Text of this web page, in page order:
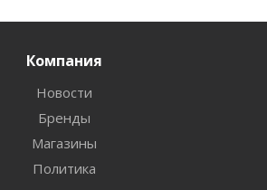
Компания
Новости
Бренды
Магазины
Политика